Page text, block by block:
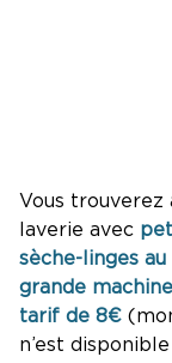
Vous trouverez
laverie avec
sèche-linges
grande
tarif de 8€
n’est